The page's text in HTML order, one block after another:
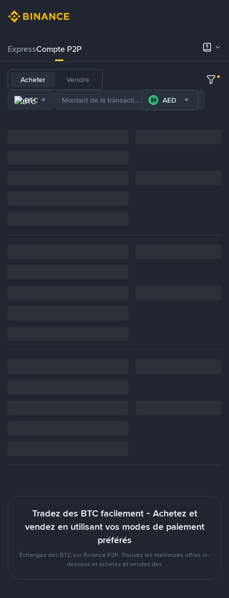
ExpressCompte P2P
Acheter Vendre
BTC AED
Tradez des BTC facilement - Achetez et
vendez en utilisant vos modes de paiement
préférés
Échangez des BTC sur Binance P2P. Trouvez les meilleures offres ci-
dessous et achetez et vendez des